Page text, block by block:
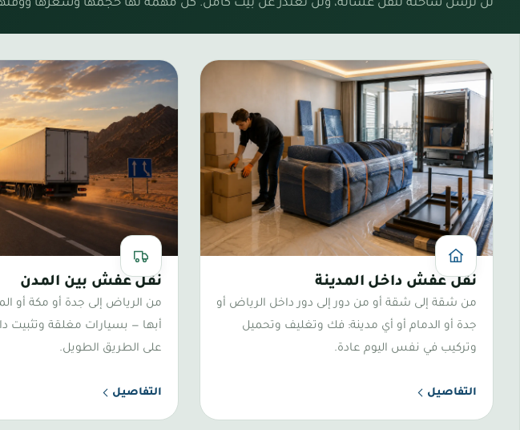
لن نرسل شاحنة لنقل غسالة، ولن نعتذر عن بيت كامل. كل مهمة لها حجمها وسعرها
في نفس اليوم غالباً
نقل عفش داخل المدينة
من شقة إلى شقة أو من دور إلى دور داخل الرياض أو
جدة أو الدمام أو أي مدينة: فك وتغليف وتحميل
وتركيب في نفس اليوم عادة.
التفاصيل
كل مدن المملكة
نقل عفش بين المدن
من الرياض إلى جدة أو مكة أو
أبها — بسيارات مغلقة وتثبيت
على الطريق الطويل.
التفاصيل